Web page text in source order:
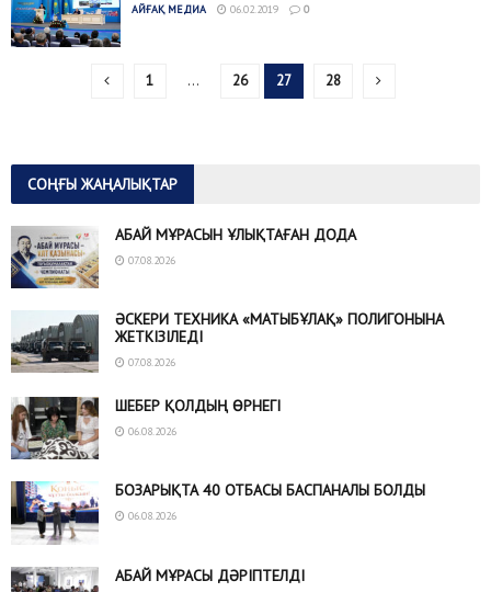
АЙҒАҚ МЕДИА 06.02.2019 0
1 … 26 27 28
СОҢҒЫ ЖАҢАЛЫҚТАР
АБАЙ МҰРАСЫН ҰЛЫҚТАҒАН ДОДА
07.08.2026
ӘСКЕРИ ТЕХНИКА «МАТЫБҰЛАҚ» ПОЛИГОНЫНА
ЖЕТКІЗІЛЕДІ
07.08.2026
ШЕБЕР ҚОЛДЫҢ ӨРНЕГІ
06.08.2026
БОЗАРЫҚТА 40 ОТБАСЫ БАСПАНАЛЫ БОЛДЫ
06.08.2026
АБАЙ МҰРАСЫ ДӘРІПТЕЛДІ